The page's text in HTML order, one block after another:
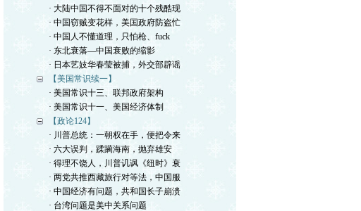
· 大陆中国不得不面对的十个残酷现
· 中国窃贼变花样，美国政府防盗忙
· 中国人不懂道理，只怕枪、fuck
· 东北衰落—中国衰败的缩影
· 日本艺妓华春莹被捕，外交部辟谣
【美国常识续一】
· 美国常识十三、联邦政府架构
· 美国常识十一、美国经济体制
【政论124】
· 川普总统：一朝权在手，便把令来
· 六大误判，蹂躏海南，抛弃雄安
· 得理不饶人，川普讥讽《纽时》衰
· 两党共推西藏旅行对等法，中国服
· 中国经济有问题，共和国长子崩溃
· 台湾问题是美中关系问题